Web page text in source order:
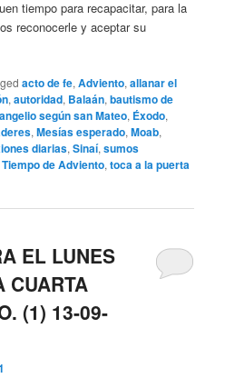
tiempo para recapacitar, para la
reconocerle y aceptar su
acto de fe,Adviento,allanar el
,autoridad, Balaán,bautismo de
según san Mateo, Éxodo,
,Mesías esperado,Moab,
diarias,Sinaí,sumos
Tiempo de Adviento,toca a la puerta
EL LUNES
CUARTA
(1) 13-09-